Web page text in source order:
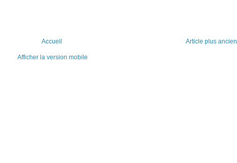
Article plus ancien
Accueil
Afficher la version mobile